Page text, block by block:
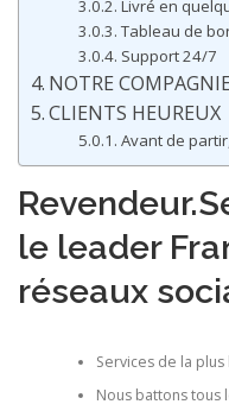
Livré en
Tableau de
Support 24/7
NOTRE
CLIENTS HEUREUX
Avant de
le leader
réseaux
Services de la
Nous battons tous